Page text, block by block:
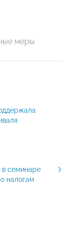
меры
в семинаре
налогам